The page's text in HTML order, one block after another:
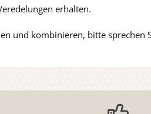
erhalten.
und kombinieren, bitte sprechen